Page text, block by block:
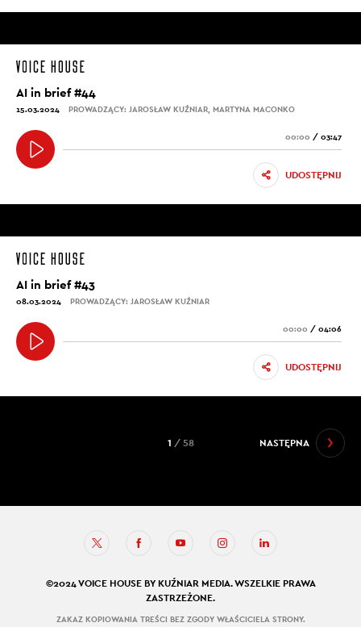
AI in brief #44
15.03.2024 PROWADZĄCY: JAROSŁAW KUŹNIAR, MARTYNA MACONKO
00:00 / 03:47
UDOSTĘPNIJ
AI in brief #43
08.03.2024 PROWADZĄCY: JAROSŁAW KUŹNIAR
00:00 / 04:06
UDOSTĘPNIJ
NASTĘPNA
1 / 58
©2024 VOICE HOUSE BY KUŹNIAR MEDIA. WSZELKIE PRAWA
ZASTRZEŻONE.
ZAKAZ KOPIOWANIA TREŚCI BEZ ZGODY WŁAŚCICIELA STRONY.